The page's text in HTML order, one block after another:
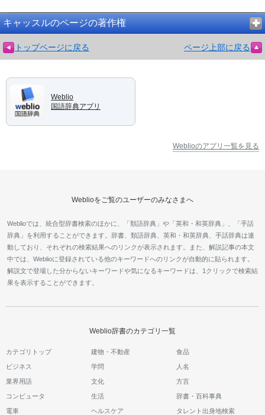
キャッスルのページの著作権
トップページに戻る ページ上部に戻る
Weblio
国語辞典アプリ
Weblioのアプリ一覧を見る
Weblioをご覧のユーザーのみなさまへ
Weblioでは、統合型辞書検索のほかに、「類語辞典」や「英和・和英辞典」、「手話
辞典」を利用することができます。辞書、類語辞典、英和・和英辞典、手話辞典は連
動しており、それぞれの検索結果へのリンクが表示されます。また、解説記事の本文
中では、Weblioに登録されている他のキーワードへのリンクが自動的に貼られます。
解説文で登場した分からないキーワードや気になるキーワードは、1クリックで検索結
果を表示することができます。
Weblio辞書のカテゴリ一覧
カテゴリトップ 建物・不動産 食品
ビジネス 学問 人名
業界用語 文化 方言
コンピュータ 生活 辞書・百科事典
電車 ヘルスケア タレント出身地検索